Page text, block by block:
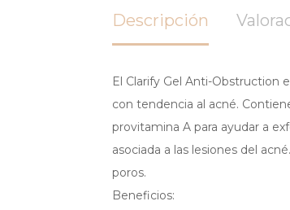
Descripción
El Clarify Gel Anti-Obstruction
con tendencia al acné.
provitamina A para ayudar a
asociada a las lesiones del
poros.
Beneficios: